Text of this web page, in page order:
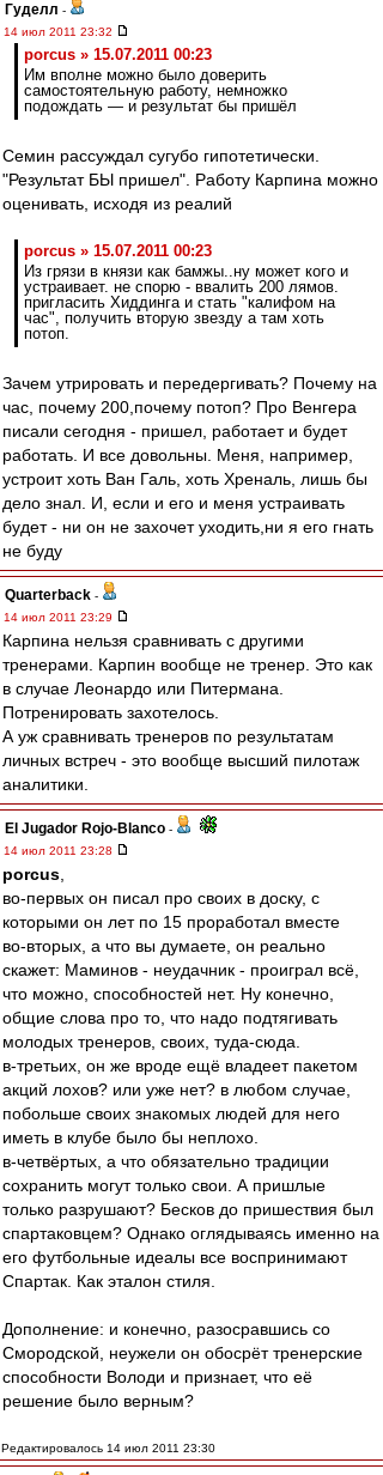
Гуделл -
14 июл 2011 23:32
porcus » 15.07.2011 00:23
Им вполне можно было доверить
самостоятельную работу, немножко
подождать — и результат бы пришёл
Семин рассуждал сугубо гипотетически.
"Результат БЫ пришел". Работу Карпина можно
оценивать, исходя из реалий
porcus » 15.07.2011 00:23
Из грязи в князи как бамжы..ну может кого и
устраивает. не спорю - ввалить 200 лямов.
пригласить Хиддинга и стать "калифом на
час", получить вторую звезду а там хоть
потоп.
Зачем утрировать и передергивать? Почему на
час, почему 200,почему потоп? Про Венгера
писали сегодня - пришел, работает и будет
работать. И все довольны. Меня, например,
устроит хоть Ван Галь, хоть Хреналь, лишь бы
дело знал. И, если и его и меня устраивать
будет - ни он не захочет уходить,ни я его гнать
не буду
Quarterback -
14 июл 2011 23:29
Карпина нельзя сравнивать с другими
тренерами. Карпин вообще не тренер. Это как
в случае Леонардо или Питермана.
Потренировать захотелось.
А уж сравнивать тренеров по результатам
личных встреч - это вообще высший пилотаж
аналитики.
El Jugador Rojo-Blanco -
14 июл 2011 23:28
porcus
во-первых он писал про своих в доску, с
которыми он лет по 15 проработал вместе
во-вторых, а что вы думаете, он реально
скажет: Маминов - неудачник - проиграл всё,
что можно, способностей нет. Ну конечно,
общие слова про то, что надо подтягивать
молодых тренеров, своих, туда-сюда.
в-третьих, он же вроде ещё владеет пакетом
акций лохов? или уже нет? в любом случае,
побольше своих знакомых людей для него
иметь в клубе было бы неплохо.
в-четвёртых, а что обязательно традиции
сохранить могут только свои. А пришлые
только разрушают? Бесков до пришествия был
спартаковцем? Однако оглядываясь именно на
его футбольные идеалы все воспринимают
Спартак. Как эталон стиля.
Дополнение: и конечно, разосравшись со
Смородской, неужели он обосрёт тренерские
способности Володи и признает, что её
решение было верным?
Редактировалось 14 июл 2011 23:30